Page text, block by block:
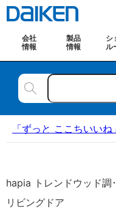
会社
情報
製品
情報
シ
ル
「ずっと ここちいい
hapia トレンドウッド調
リビングドア